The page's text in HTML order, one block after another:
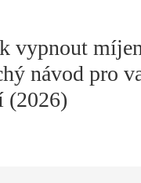
vypnout
návod pro
(2026)